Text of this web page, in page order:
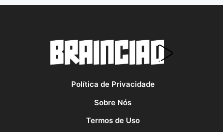
Política de Privacidade
Sobre Nós
Termos de Uso